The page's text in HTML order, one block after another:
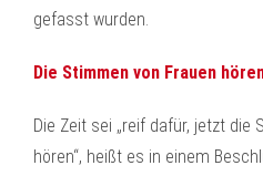
gefasst wurden.
Die Stimmen von Frauen
Die Zeit sei „reif dafür, jetzt die
hören“, heißt es in einem